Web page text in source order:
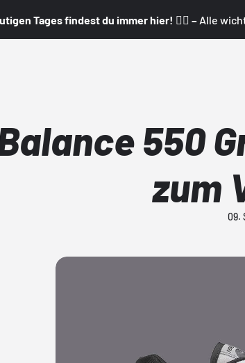
Tages findest du immer hier! 👇🏼 – Alle
550
zum
09.